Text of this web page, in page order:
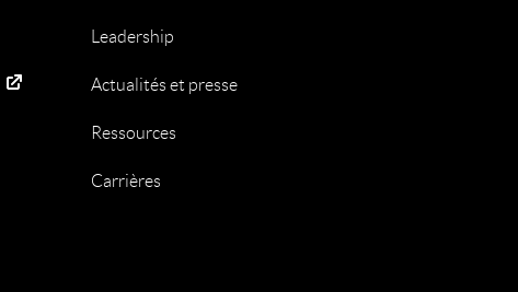
Leadership
Actualités et presse
Ressources
Carrières